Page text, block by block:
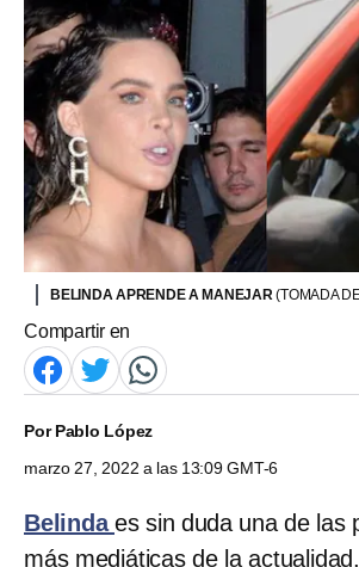
BELINDA APRENDE A MANEJAR(TOMADA
Compartir en
PorPablo López
marzo 27, 2022 a las 13:09 GMT-6
Belindaes sin duda una de las
más mediáticas de la